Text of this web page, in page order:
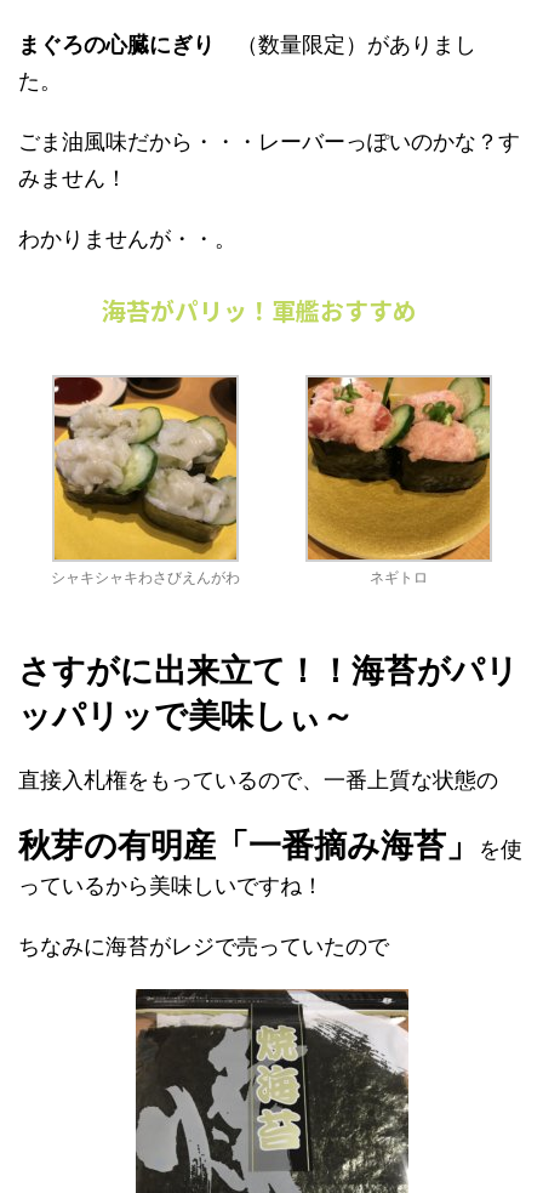
まぐろの心臓にぎり
（数量限定）がありまし
た。
ごま油風味だから・・・レーバーっぽいのかな？す
みません！
わかりませんが・・。
海苔がパリッ！軍艦おすすめ
シャキシャキわさびえんがわ ネギトロ
さすがに出来立て！！ 海苔がパリ
ッパリッで美味しぃ～
直接入札権をもっているので、一番上質な状態の
秋芽の有明産「一番摘み海苔」
を使
っているから美味しいですね！
ちなみに海苔がレジで売っていたので